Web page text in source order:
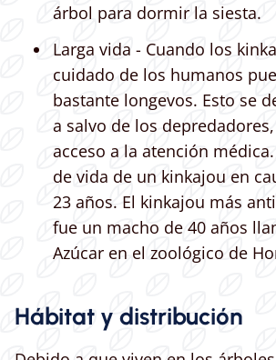
árbol para dormir la siesta.
Larga vida - Cuando los
cuidado de los humanos
bastante longevos. Esto se
a salvo de los
acceso a la atención
de vida de un kinkajou en
23 años. El kinkajou más
fue un macho de 40 años
Azúcar en el zoológico de
Hábitat y distribución